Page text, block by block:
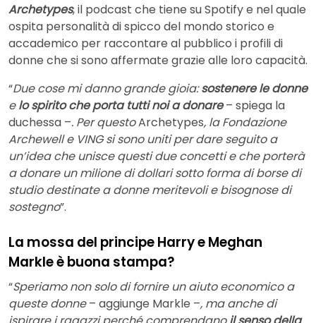
Archetypes, il podcast che tiene su Spotify e nel quale
ospita personalità di spicco del mondo storico e
accademico per raccontare al pubblico i profili di
donne che si sono affermate grazie alle loro capacità.
“Due cose mi danno grande gioia:sostenere le donne
elo spirito che porta tutti noi a donare– spiega la
duchessa –. Per questoArchetypes, la Fondazione
Archewell e VING si sono uniti per dare seguito a
un’idea che unisce questi due concetti e che porterà
a donare un milione di dollari sotto forma di borse di
studio destinate a donne meritevoli e bisognose di
sostegno”.
La mossa del principe Harry e Meghan
Markle è buona stampa?
“Speriamo non solo di fornire un aiuto economico a
queste donne– aggiunge Markle –, ma anche di